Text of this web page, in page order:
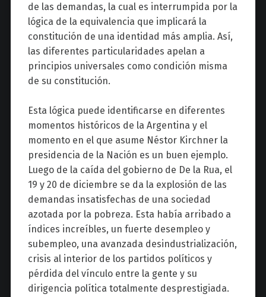
de las demandas, la cual es interrumpida por la
lógica de la equivalencia que implicará la
constitución de una identidad más amplia. Así,
las diferentes particularidades apelan a
principios universales como condición misma
de su constitución.
Esta lógica puede identificarse en diferentes
momentos históricos de la Argentina y el
momento en el que asume Néstor Kirchner la
presidencia de la Nación es un buen ejemplo.
Luego de la caída del gobierno de De la Rua, el
19 y 20 de diciembre se da la explosión de las
demandas insatisfechas de una sociedad
azotada por la pobreza. Esta había arribado a
índices increíbles, un fuerte desempleo y
subempleo, una avanzada desindustrialización,
crisis al interior de los partidos políticos y
pérdida del vínculo entre la gente y su
dirigencia política totalmente desprestigiada.